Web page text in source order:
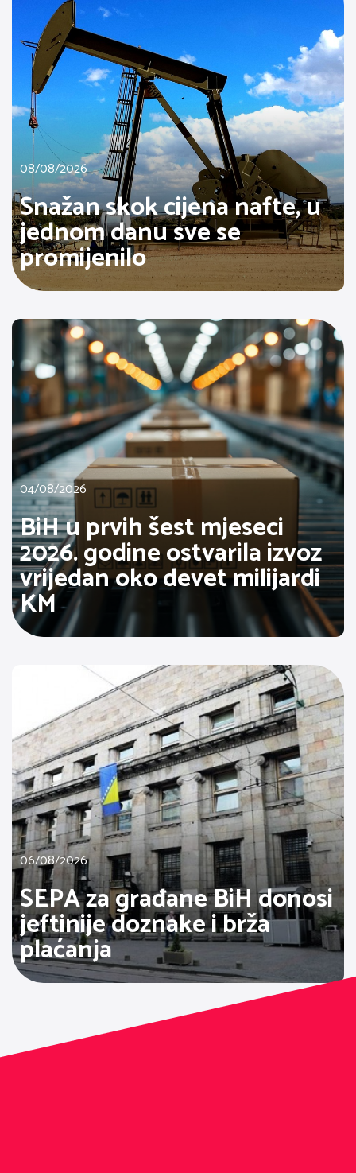
08/08/2026
Snažan skok cijena nafte, u
jednom danu sve se
promijenilo
04/08/2026
BiH u prvih šest mjeseci
2026. godine ostvarila izvoz
vrijedan oko devet milijardi
KM
06/08/2026
SEPA za građane BiH donosi
jeftinije doznake i brža
plaćanja